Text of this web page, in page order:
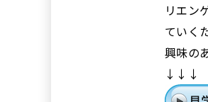
リエン
ていく
興味の
↓↓↓